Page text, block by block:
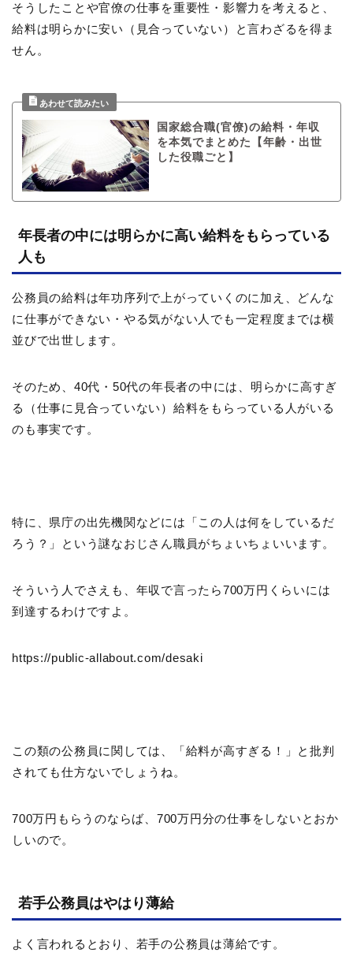
そうしたことや官僚の仕事を重要性・影響力を考えると、
給料は明らかに安い（見合っていない）と言わざるを得ま
せん。
国家総合職(官僚)の給料・年収
を本気でまとめた【年齢・出世
した役職ごと】
年長者の中には明らかに高い給料をもらっている
人も
公務員の給料は年功序列で上がっていくのに加え、どんな
に仕事ができない・やる気がない人でも一定程度までは横
並びで出世します。
そのため、40代・50代の年長者の中には、明らかに高すぎ
る（仕事に見合っていない）給料をもらっている人がいる
のも事実です。
特に、県庁の出先機関などには「この人は何をしているだ
ろう？」という謎なおじさん職員がちょいちょいいます。
そういう人でさえも、年収で言ったら700万円くらいには
到達するわけですよ。
https://public-allabout.com/desaki
この類の公務員に関しては、「給料が高すぎる！」と批判
されても仕方ないでしょうね。
700万円もらうのならば、700万円分の仕事をしないとおか
しいので。
若手公務員はやはり薄給
よく言われるとおり、若手の公務員は薄給です。